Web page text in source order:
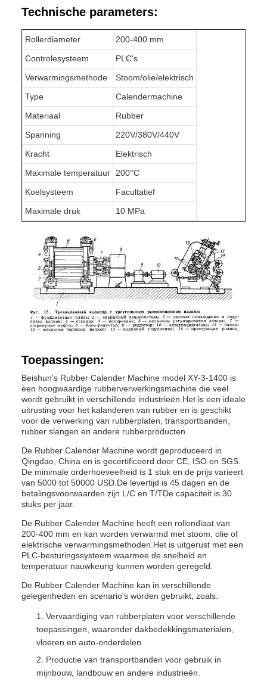
Technische parameters:
Rollerdiameter
200-400 mm
Controlesysteem
PLC's
Verwarmingsmethode
Stoom/olie/elektrisch
Type
Calendermachine
Materiaal
Rubber
Spanning
220V/380V/440V
Kracht
Elektrisch
Maximale temperatuur
200°C
Koelsysteem
Facultatief
Maximale druk
10 MPa
Toepassingen:
Beishun's Rubber Calender Machine model XY-3-1400 is
een hoogwaardige rubberverwerkingsmachine die veel
wordt gebruikt in verschillende industrieën.Het is een ideale
uitrusting voor het kalanderen van rubber en is geschikt
voor de verwerking van rubberplaten, transportbanden,
rubber slangen en andere rubberproducten.
De Rubber Calender Machine wordt geproduceerd in
Qingdao, China en is gecertificeerd door CE, ISO en SGS.
De minimale orderhoeveelheid is 1 stuk en de prijs varieert
van 5000 tot 50000 USD.De levertijd is 45 dagen en de
betalingsvoorwaarden zijn L/C en T/TDe capaciteit is 30
stuks per jaar.
De Rubber Calender Machine heeft een rollendiaat van
200-400 mm en kan worden verwarmd met stoom, olie of
elektrische verwarmingsmethoden.Het is uitgerust met een
PLC-besturingssysteem waarmee de snelheid en
temperatuur nauwkeurig kunnen worden geregeld.
De Rubber Calender Machine kan in verschillende
gelegenheden en scenario's worden gebruikt, zoals:
Vervaardiging van rubberplaten voor verschillende
toepassingen, waaronder dakbedekkingsmaterialen,
vloeren en auto-onderdelen.
Productie van transportbanden voor gebruik in
mijnbouw, landbouw en andere industrieën.